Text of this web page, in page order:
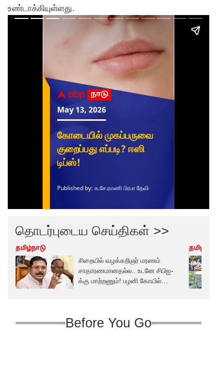
உண்டாக்கியுள்ளது.
தொடர்புடைய செய்திகள் >>
தமிழ்நாடு
சிறையில் வழக்கறிஞர் மரணம்
சாதாரணமானதல்ல.. உடனே சிபிஐ-
க்கு மாற்றணும்! பழனி கோயில்
Before You Go